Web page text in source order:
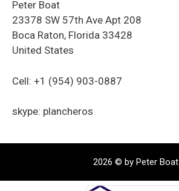
Peter Boat
23378 SW 57th Ave Apt 208
Boca Raton, Florida 33428
United States
Cell: +1 (954) 903-0887
skype: plancheros
2026 © by Peter Boat